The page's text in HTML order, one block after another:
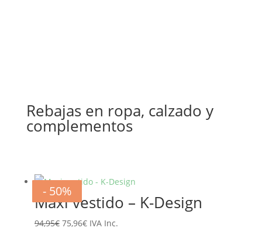
Rebajas en ropa, calzado y
complementos
- 20%
Maxi vestido – K-Design
94,95€ El
75,96€ElIVA Inc.
- 20%
- 20%
- 20%
- 20%
- 20%
- 50%
- 50%